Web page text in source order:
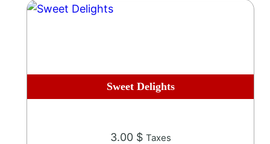
Sweet Delights
3.00 $ Taxes